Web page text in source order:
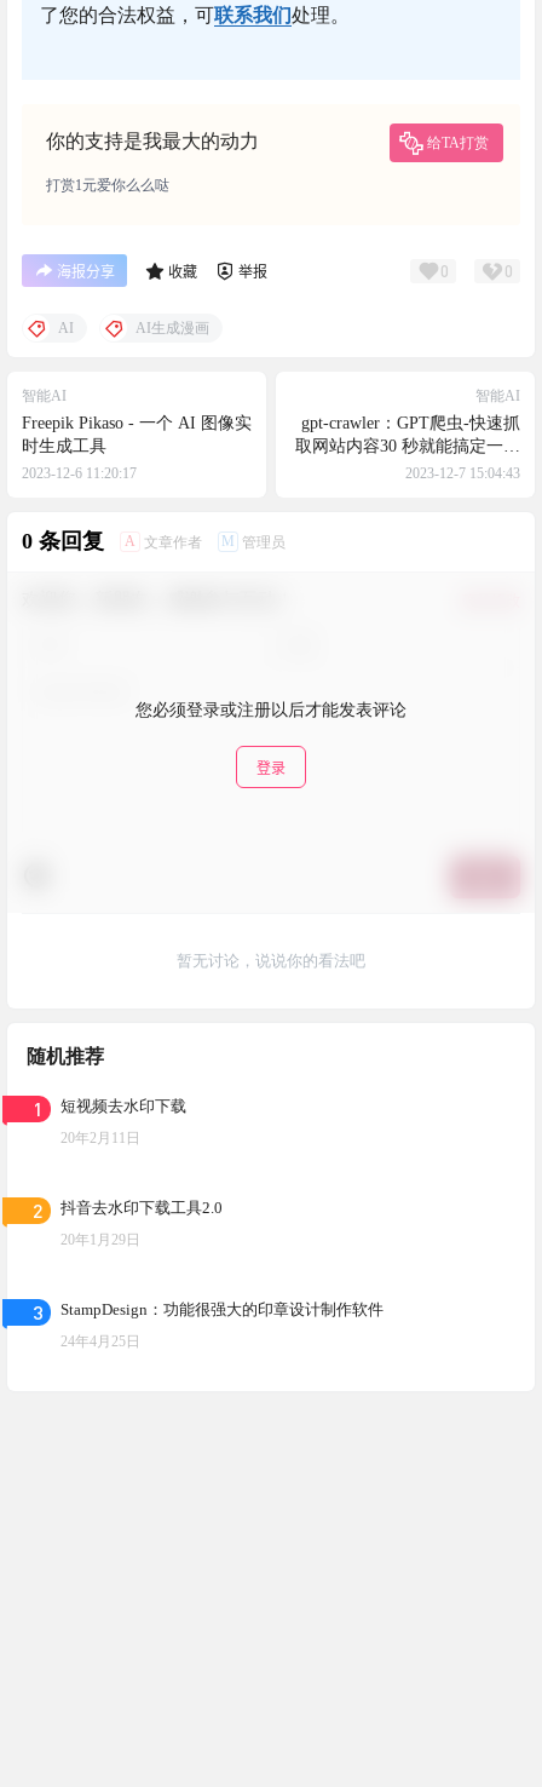
了您的合法权益，可联系我们处理。
你的支持是我最大的动力 给TA打赏
打赏1元爱你么么哒
海报分享 收藏 举报 0 0
AI AI生成漫画
智能AI
Freepik Pikaso - 一个 AI 图像实
时生成工具
2023-12-6 11:20:17
智能AI
gpt-crawler：GPT爬虫-快速抓
取网站内容30 秒就能搞定一个
属于你的问答机器人
2023-12-7 15:04:43
0 条回复 A 文章作者 M 管理员
您必须登录或注册以后才能发表评论
登录
暂无讨论，说说你的看法吧
随机推荐
1 短视频去水印下载
20年2月11日
2 抖音去水印下载工具2.0
20年1月29日
3 StampDesign：功能很强大的印章设计制作软件
24年4月25日